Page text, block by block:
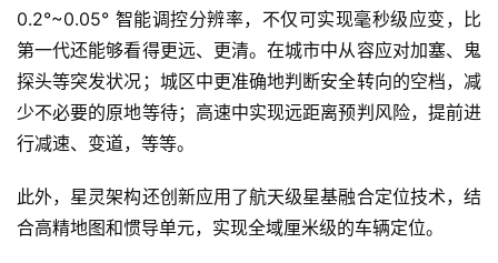
新
能
源
评
0.2°~0.05° 智能调控分辨率，不仅可实现毫秒级应变，比
第一代还能够看得更远、更清。在城市中从容应对加塞、鬼
探头等突发状况；城区中更准确地判断安全转向的空档，减
少不必要的原地等待；高速中实现远距离预判风险，提前进
行减速、变道，等等。
此外，星灵架构还创新应用了航天级星基融合定位技术，结
合高精地图和惯导单元，实现全域厘米级的车辆定位。